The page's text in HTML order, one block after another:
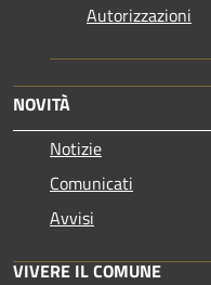
Autorizzazioni
NOVITÀ
Notizie
Comunicati
Avvisi
VIVERE IL COMUNE